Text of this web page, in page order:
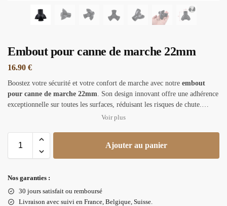
Embout pour canne de marche 22mm
16.90 €
Boostez votre sécurité et votre confort de marche avec notre embout
pour canne de marche 22mm . Son design innovant offre une adhérence
exceptionnelle sur toutes les surfaces, réduisant les risques de chute.
Fabriqué en caoutchouc durable, cet embout est facile à installer et
freiner, investissez dans cet accessoire essentiel pour des déplacements en
toute confiance.
Ajouter au panier
Nos garanties :
30 jours satisfait ou remboursé
Livraison avec suivi en France, Belgique, Suisse.